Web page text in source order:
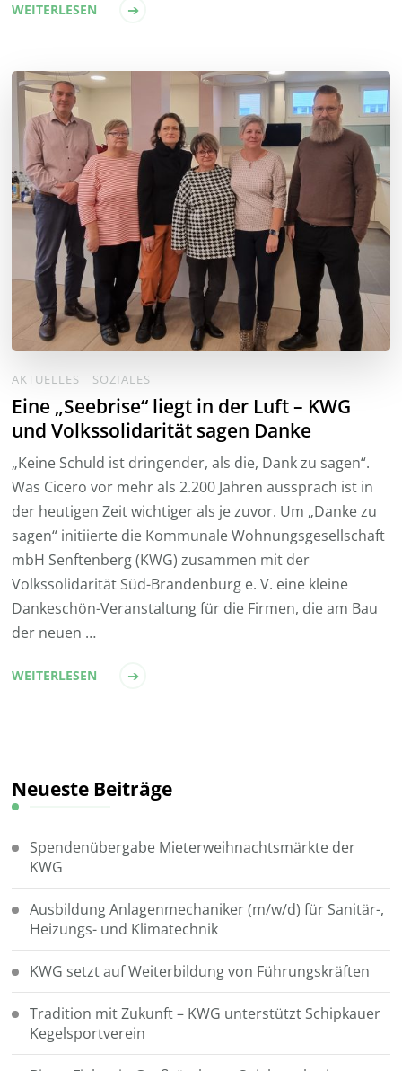
WEITERLESEN
AKTUELLES SOZIALES
Eine „Seebrise“ liegt in der Luft – KWG
und Volkssolidarität sagen Danke
„Keine Schuld ist dringender, als die, Dank zu sagen“.
Was Cicero vor mehr als 2.200 Jahren aussprach ist in
der heutigen Zeit wichtiger als je zuvor. Um „Danke zu
sagen“ initiierte die Kommunale Wohnungsgesellschaft
mbH Senftenberg (KWG) zusammen mit der
Volkssolidarität Süd-Brandenburg e. V. eine kleine
Dankeschön-Veranstaltung für die Firmen, die am Bau
der neuen …
WEITERLESEN
Neueste Beiträge
Spendenübergabe Mieterweihnachtsmärkte der
KWG
Ausbildung Anlagenmechaniker (m/w/d) für Sanitär-,
Heizungs- und Klimatechnik
KWG setzt auf Weiterbildung von Führungskräften
Tradition mit Zukunft – KWG unterstützt Schipkauer
Kegelsportverein